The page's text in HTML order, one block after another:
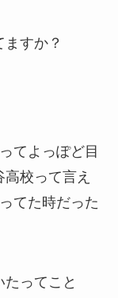
すか？
てよっぽど目
校って言え
てた時だった
ってこと